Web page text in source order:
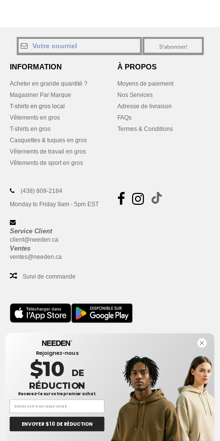
S'abonner!
INFORMATION
Acheter en grande quantité ?
Magasiner Par Marque
T-shirts en gros local
Vêtements en gros
T-shirts en gros
Casquettes & tuques en gros
Vêtements de travail en gros
Vêtements de sport en gros
À PROPOS
Moyens de paiement
Nos Services
Adresse de livraison
FAQs
Termes & Conditions
(438) 809-2184
Monday to Friday 9am - 5pm EST
Service Client
client@needen.ca
Ventes
ventes@needen.ca
Suivi de commande
Bureau
One Dundas Street West Suite 2500
Toronto, Ontario, M5G 1Z3
Ceci n'est PAS l'adresse de retour. Pour les retours, voir ici
Bureau
1300 rue Sherbrooke Ouest #400
Montreal, Quebec, H3G 1H9
Ceci n'est PAS l'adresse de retour. Pour les retours, voir ici
Bonjour
Rejoignez-nous
$10 DE
RÉDUCTION
Recevez-le sur votre premier achat.
ENVOYER $ 10 DE RÉDUCTION